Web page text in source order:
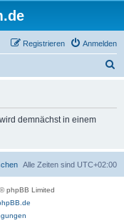
Anmelden
Registrieren
demnächst in einem
Alle Zeiten sind UTC+02:00
phpBB Limited